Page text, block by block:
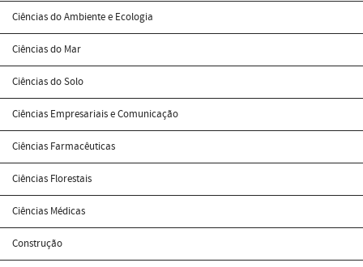
Ciências do Ambiente e Ecologia
Ciências do Mar
Ciências do Solo
Ciências Empresariais e Comunicação
Ciências Farmacêuticas
Ciências Florestais
Ciências Médicas
Construção